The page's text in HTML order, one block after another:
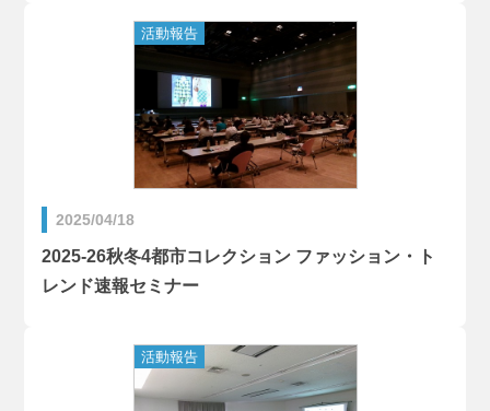
2025/04/18
2025-26秋冬4都市コレクション ファッション・ト
レンド速報セミナー